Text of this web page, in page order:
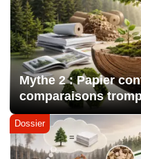
Mythe 2 : Papier
comparaisons
Dossier